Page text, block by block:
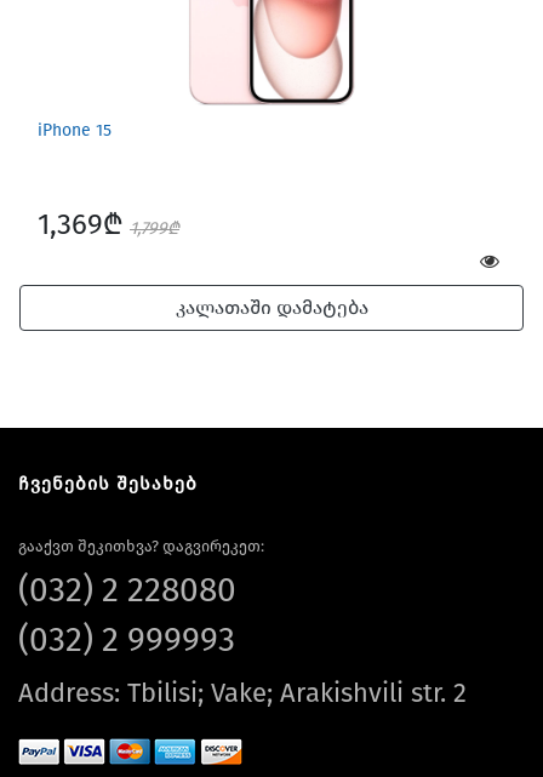
iPhone 15
1,369₾ 1,799₾
კალათაში დამატება
ჩვენების შესახებ
გააქვთ შეკითხვა? დაგვირეკეთ:
(032) 2 228080
(032) 2 999993
Address: Tbilisi; Vake; Arakishvili str. 2